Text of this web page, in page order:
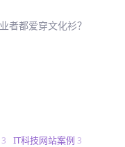
者都爱穿文化衫？
3 IT科技网站案例 3